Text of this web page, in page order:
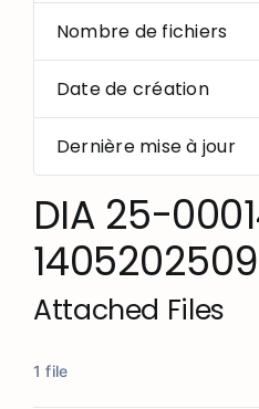
Nombre de fichiers
Date de création
Dernière mise à jour
DIA 25-
Attached Files
1 file